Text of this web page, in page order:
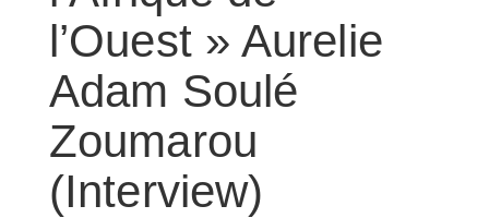
l’Ouest » Aurelie
Adam Soulé
Zoumarou
(Interview)